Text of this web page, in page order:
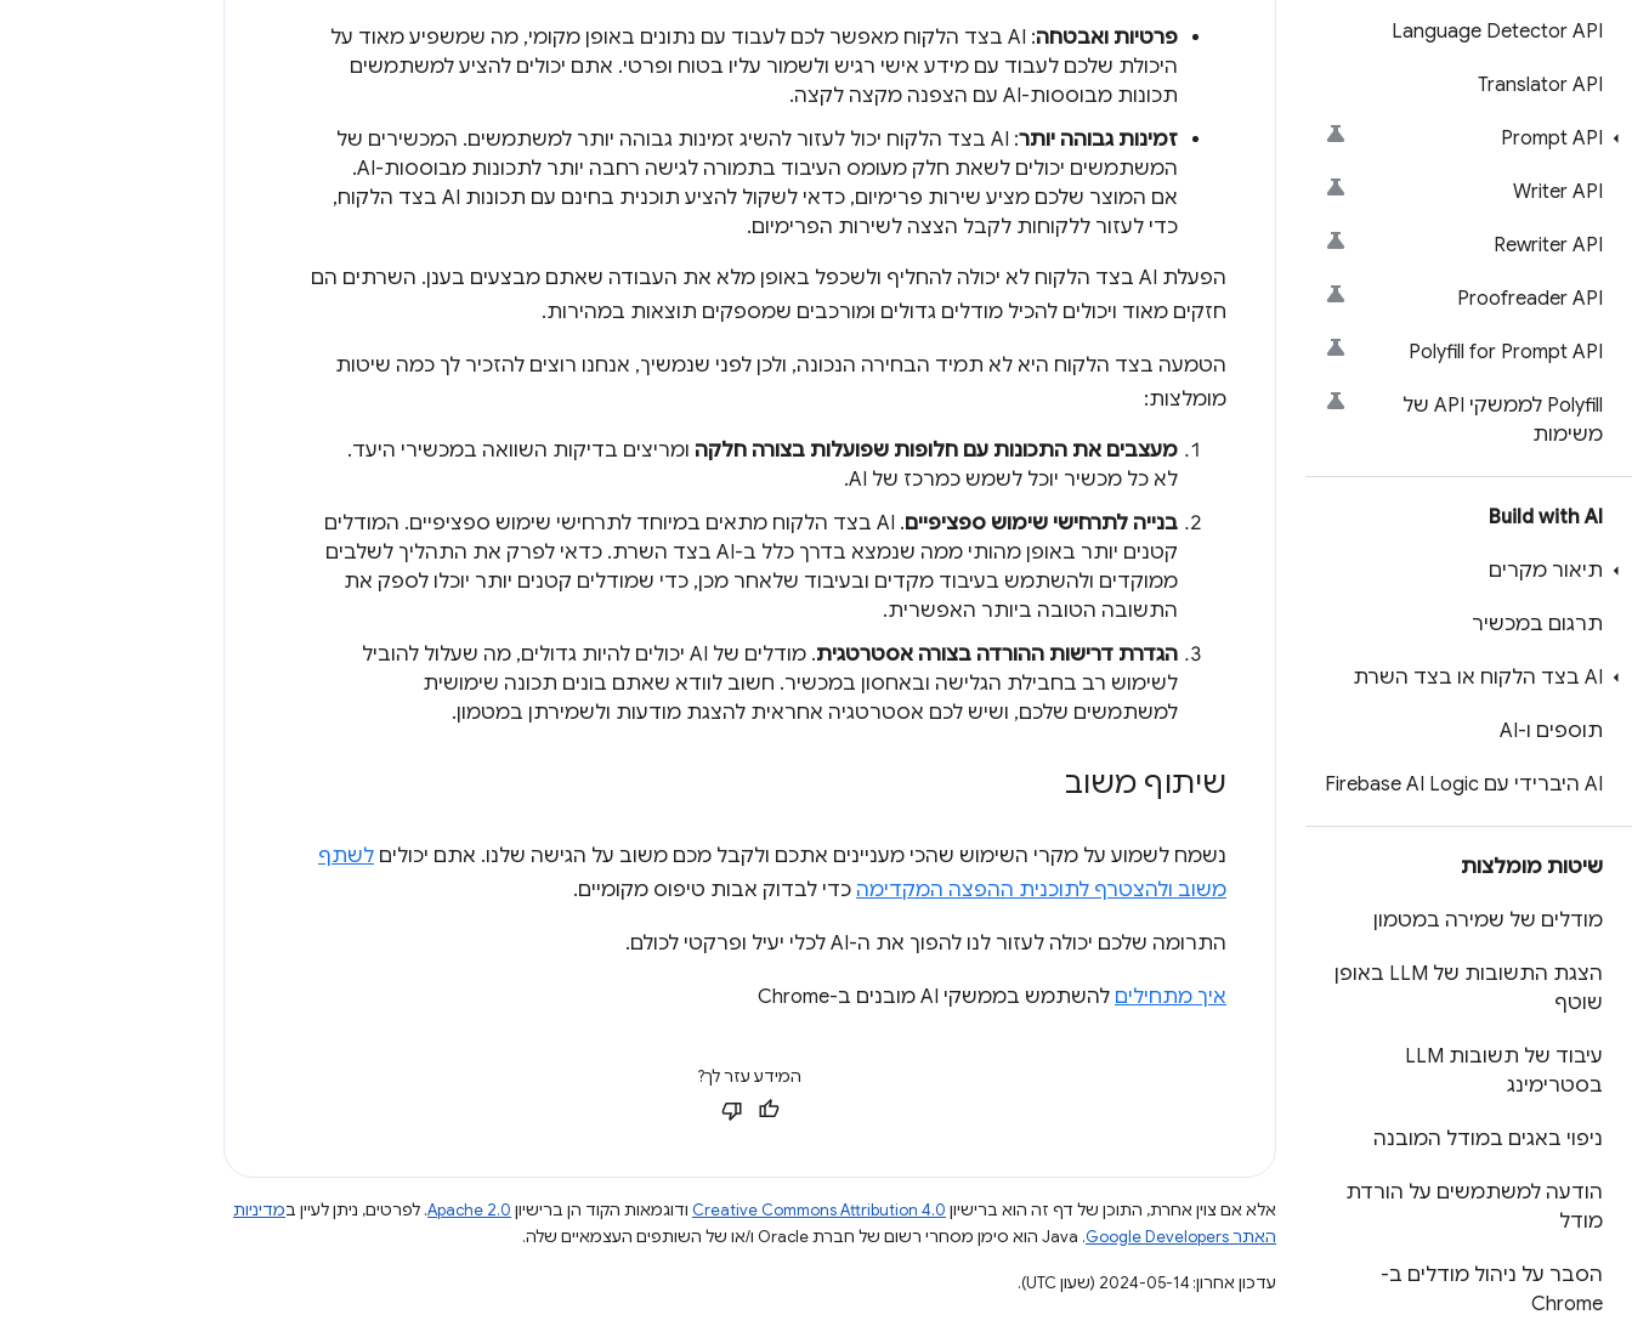
Language Detector API
Translator API
Prompt API
Writer API
Rewriter API
Proofreader API
Polyfill for Prompt API
‫Polyfill לממשקי API של
משימות
Build with AI
תיאור מקרים
תרגום במכשיר
AI בצד הלקוח או בצד השרת
תוספים ו-AI
AI היברידי עם Firebase AI Logic
שיטות מומלצות
מודלים של שמירה במטמון
הצגת התשובות של LLM באופן
שוטף
עיבוד של תשובות LLM
בסטרימינג
ניפוי באגים במודל המובנה
הודעה למשתמשים על הורדת
מודל
הסבר על ניהול מודלים ב-
Chrome
פרטיות ואבטחה
: AI בצד הלקוח מאפשר לכם לעבוד עם נתונים באופן מקומי, מה שמשפיע מאוד על
היכולת שלכם לעבוד עם מידע אישי רגיש ולשמור עליו בטוח ופרטי. אתם יכולים להציע למשתמשים
תכונות מבוססות-AI עם הצפנה מקצה לקצה.
זמינות גבוהה יותר
: AI בצד הלקוח יכול לעזור להשיג זמינות גבוהה יותר למשתמשים. המכשירים של
המשתמשים יכולים לשאת חלק מעומס העיבוד בתמורה לגישה רחבה יותר לתכונות מבוססות-AI.
אם המוצר שלכם מציע שירות פרימיום, כדאי לשקול להציע תוכנית בחינם עם תכונות AI בצד הלקוח,
כדי לעזור ללקוחות לקבל הצצה לשירות הפרימיום.
הפעלת AI בצד הלקוח לא יכולה להחליף ולשכפל באופן מלא את העבודה שאתם מבצעים בענן. השרתים הם
חזקים מאוד ויכולים להכיל מודלים גדולים ומורכבים שמספקים תוצאות במהירות.
הטמעה בצד הלקוח היא לא תמיד הבחירה הנכונה, ולכן לפני שנמשיך, אנחנו רוצים להזכיר לך כמה שיטות
מומלצות:
מעצבים את התכונות עם חלופות שפועלות בצורה חלקה ומריצים בדיקות השוואה במכשירי היעד.
לא כל מכשיר יוכל לשמש כמרכז של AI.
בנייה לתרחישי שימוש ספציפיים
. ‫AI בצד הלקוח מתאים במיוחד לתרחישי שימוש ספציפיים. המודלים
קטנים יותר באופן מהותי ממה שנמצא בדרך כלל ב-AI בצד השרת. כדאי לפרק את התהליך לשלבים
ממוקדים ולהשתמש בעיבוד מקדים ובעיבוד שלאחר מכן, כדי שמודלים קטנים יותר יוכלו לספק את
התשובה הטובה ביותר האפשרית.
הגדרת דרישות ההורדה בצורה אסטרטגית
. מודלים של AI יכולים להיות גדולים, מה שעלול להוביל
לשימוש רב בחבילת הגלישה ובאחסון במכשיר. חשוב לוודא שאתם בונים תכונה שימושית
למשתמשים שלכם, ושיש לכם אסטרטגיה אחראית להצגת מודעות ולשמירתן במטמון.
שיתוף משוב
נשמח לשמוע על מקרי השימוש שהכי מעניינים אתכם ולקבל מכם משוב על הגישה שלנו. אתם יכולים לשתף
משוב ולהצטרף לתוכנית ההפצה המקדימה כדי לבדוק אבות טיפוס מקומיים.
התרומה שלכם יכולה לעזור לנו להפוך את ה-AI לכלי יעיל ופרקטי לכולם.
איך מתחילים להשתמש בממשקי AI מובנים ב-Chrome
המידע עזר לך?
אלא אם צוין אחרת, התוכן של דף זה הוא ברישיון Creative Commons Attribution 4.0 ודוגמאות הקוד הן ברישיון Apache 2.0. לפרטים, ניתן לעיין במדיניות
האתר Google Developers‏
.‏ Java הוא סימן מסחרי רשום של חברת Oracle ו/או של השותפים העצמאיים שלה.
עדכון אחרון: 2024-05-14 (שעון UTC).